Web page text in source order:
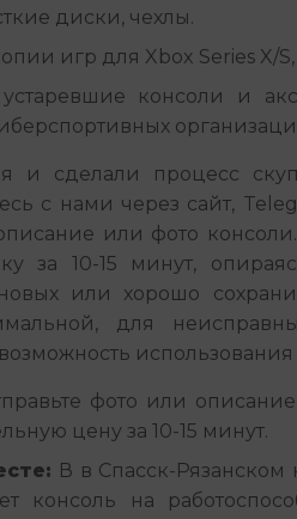
диски, чехлы.
игр для Xbox Series X/
устаревшие консоли и
сделали процесс
с нами через сайт,
или фото
за 10-15 минут,
или хорошо
для
использования
фото или
цену за 10-15 минут.
В в Спасск-
консоль на